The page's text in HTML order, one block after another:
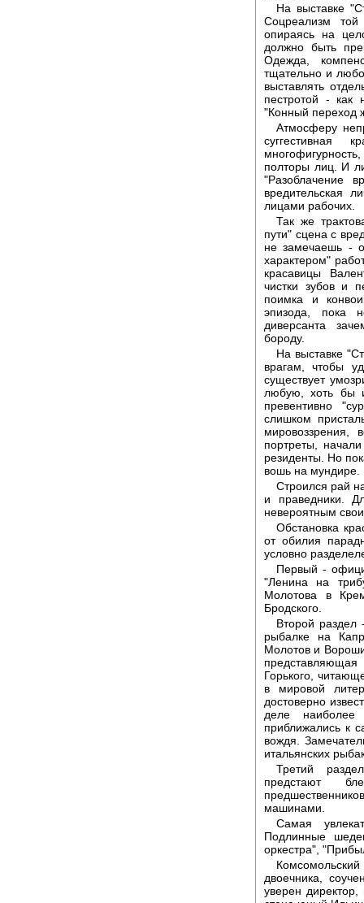
На выставке
Соцреализм
опираясь на
должно быть
Одежда,
тщательно и
выставлять
пестротой -
"Конный переход
Атмосферу
суггестивная
полторы лиц. И
"Разоблачение
вредительская
лицами рабочих.
Так же
пути" сцена с
не замечаешь -
характером"
красавицы
чистки зубов и
поимка и
эпизода, пока
диверсанта
бороду.
На выставке
врагам, чтобы
существует
любую, хоть бы
превентивно
слишком
мировоззрения,
портреты,
резиденты. Но
вошь на мундире.
Строился рай
и праведники.
невероятным
Обстановка
от обилия
условно
Первый -
"Ленина на
Молотова в
Бродского.
Второй
рыбалке на
Молотов и
Горького,
в мировой
достоверно
деле наиболее
приближались к
вождя.
итальянских
Третий
предстают
машинами.
Самая
Подлинные
оркестра",
двоечника,
уверен